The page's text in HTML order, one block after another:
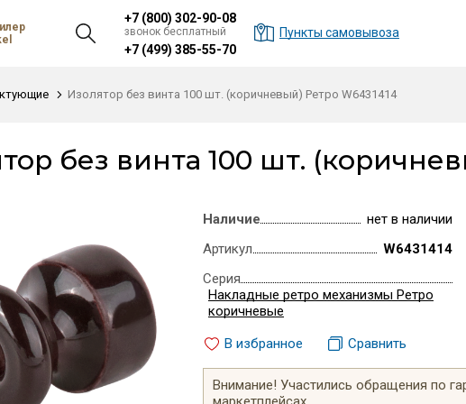
+7 (800) 302-90-08
звонок бесплатный
+7 (499) 385-55-70
Пункты самовывоза
Изолятор без винта 100 шт. (коричневый) Ретро W6431414
без винта 100 шт.
Наличие
нет в наличии
Артикул
W6431414
Серия
Накладные ретро механизмы Ретро
коричневые
В избранное
Сравнить
Внимание! Участились обращения по